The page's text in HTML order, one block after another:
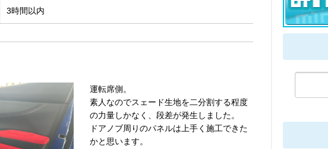
3時間以内
運転席側。
素人なのでスェード生地を二分割する程度
の力量しかなく、段差が発生しました。
ドアノブ周りのパネルは上手く施工できた
かと思います。